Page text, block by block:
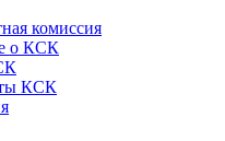
комиссия
о КСК
КСК